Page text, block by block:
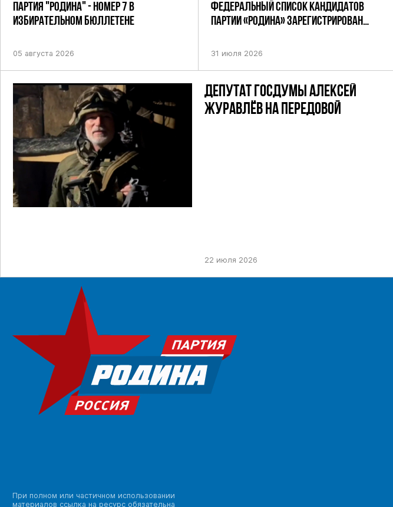
ПАРТИЯ "РОДИНА" - НОМЕР 7 В
ИЗБИРАТЕЛЬНОМ БЮЛЛЕТЕНЕ
05 августа 2026
ФЕДЕРАЛЬНЫЙ СПИСОК КАНДИДАТОВ
ПАРТИИ «РОДИНА» ЗАРЕГИСТРИРОВАН
31 июля 2026
ДЕПУТАТ ГОСДУМЫ АЛЕКСЕЙ
ЖУРАВЛЁВ НА ПЕРЕДОВОЙ
22 июля 2026
При полном или частичном использовании
материалов ссылка на ресурс обязательна